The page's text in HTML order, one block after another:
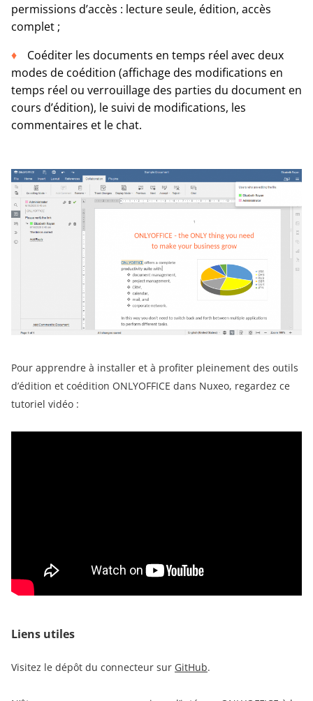
permissions d’accès : lecture seule, édition, accès
complet ;
Coéditer les documents en temps réel avec deux
modes de coédition (affichage des modifications en
temps réel ou verrouillage des parties du document en
cours d’édition), le suivi de modifications, les
commentaires et le chat.
Pour apprendre à installer et à profiter pleinement des outils
d’édition et coédition ONLYOFFICE dans Nuxeo, regardez ce
tutoriel vidéo :
Liens utiles
Visitez le dépôt du connecteur sur GitHub.